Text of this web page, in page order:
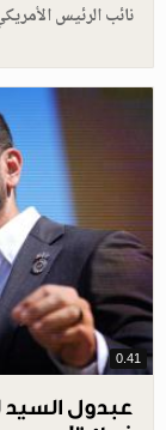
نائب الرئيس
0.41
عبدول السيد